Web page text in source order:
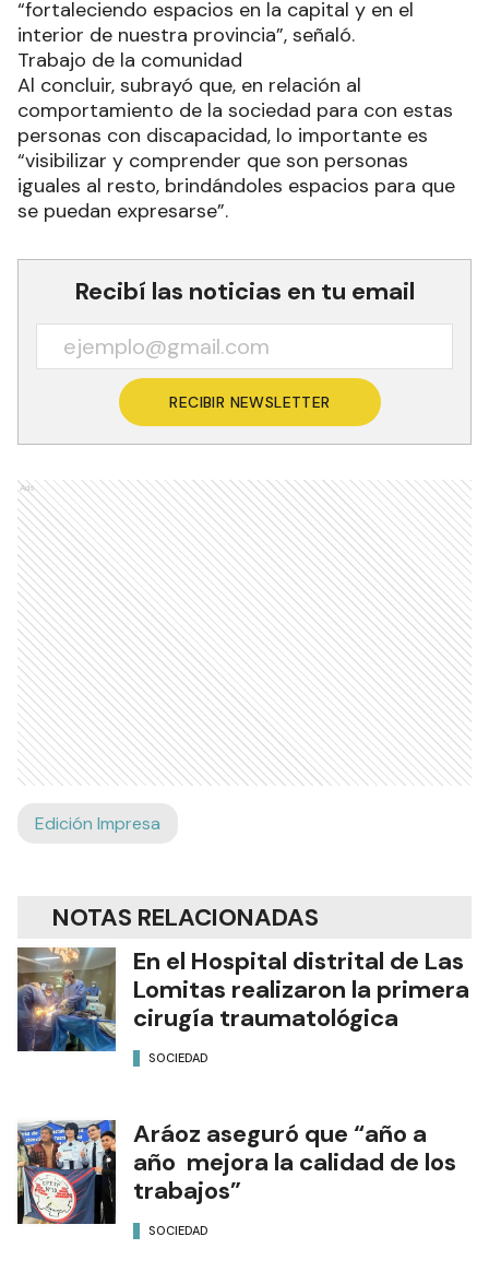
“fortaleciendo espacios en la capital y en el
interior de nuestra provincia”, señaló.
Trabajo de la comunidad
Al concluir, subrayó que, en relación al
comportamiento de la sociedad para con estas
personas con discapacidad, lo importante es
“visibilizar y comprender que son personas
iguales al resto, brindándoles espacios para que
se puedan expresarse”.
Recibí las noticias en tu email
RECIBIR NEWSLETTER
Ads
Edición Impresa
NOTAS RELACIONADAS
En el Hospital distrital de Las
Lomitas realizaron la primera
cirugía traumatológica
SOCIEDAD
Aráoz aseguró que “año a
año mejora la calidad de los
trabajos”
SOCIEDAD